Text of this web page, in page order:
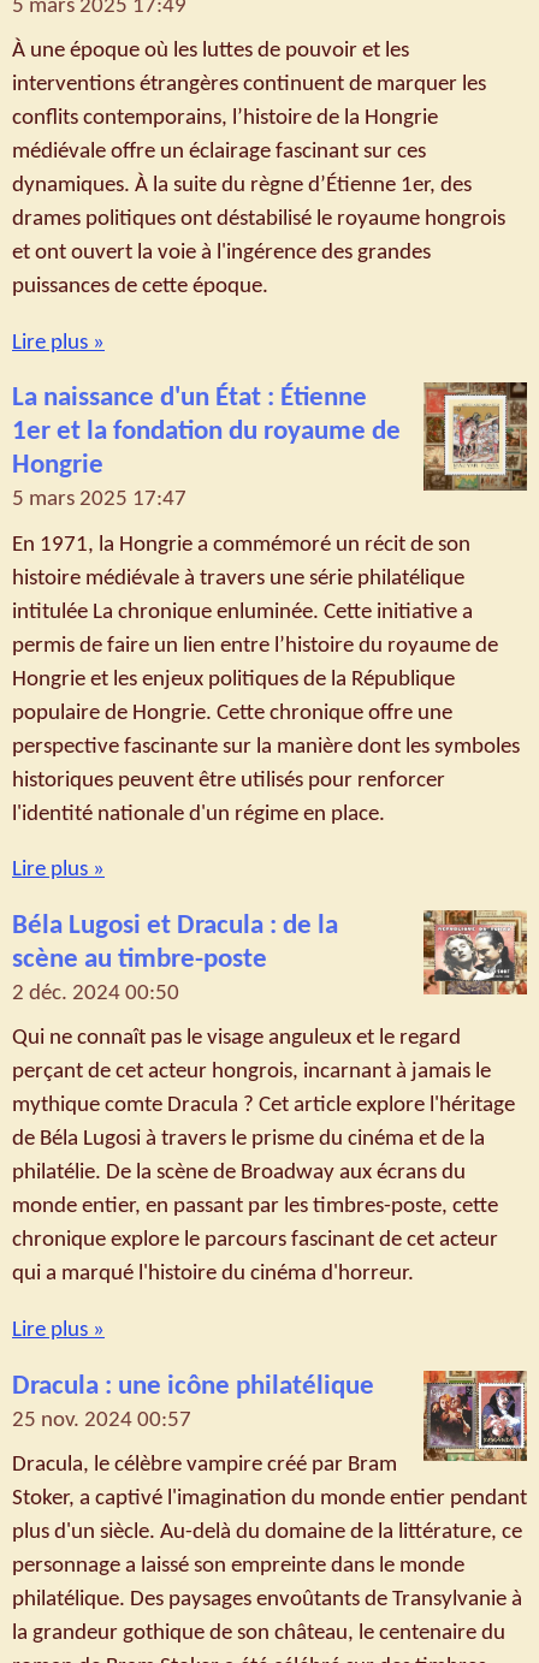
5 mars 2025 17:49
À une époque où les luttes de pouvoir et les
interventions étrangères continuent de marquer les
conflits contemporains, l’histoire de la Hongrie
médiévale offre un éclairage fascinant sur ces
dynamiques. À la suite du règne d’Étienne 1er, des
drames politiques ont déstabilisé le royaume hongrois
et ont ouvert la voie à l'ingérence des grandes
puissances de cette époque.
Lire plus »
La naissance d'un État : Étienne
1er et la fondation du royaume de
Hongrie
5 mars 2025 17:47
En 1971, la Hongrie a commémoré un récit de son
histoire médiévale à travers une série philatélique
intitulée La chronique enluminée. Cette initiative a
permis de faire un lien entre l’histoire du royaume de
Hongrie et les enjeux politiques de la République
populaire de Hongrie. Cette chronique offre une
perspective fascinante sur la manière dont les symboles
historiques peuvent être utilisés pour renforcer
l'identité nationale d'un régime en place.
Lire plus »
Béla Lugosi et Dracula : de la
scène au timbre-poste
2 déc. 2024 00:50
Qui ne connaît pas le visage anguleux et le regard
perçant de cet acteur hongrois, incarnant à jamais le
mythique comte Dracula ? Cet article explore l'héritage
de Béla Lugosi à travers le prisme du cinéma et de la
philatélie. De la scène de Broadway aux écrans du
monde entier, en passant par les timbres-poste, cette
chronique explore le parcours fascinant de cet acteur
qui a marqué l'histoire du cinéma d'horreur.
Lire plus »
Dracula : une icône philatélique
25 nov. 2024 00:57
Dracula, le célèbre vampire créé par Bram
Stoker, a captivé l'imagination du monde entier pendant
plus d'un siècle. Au-delà du domaine de la littérature, ce
personnage a laissé son empreinte dans le monde
philatélique. Des paysages envoûtants de Transylvanie à
la grandeur gothique de son château, le centenaire du